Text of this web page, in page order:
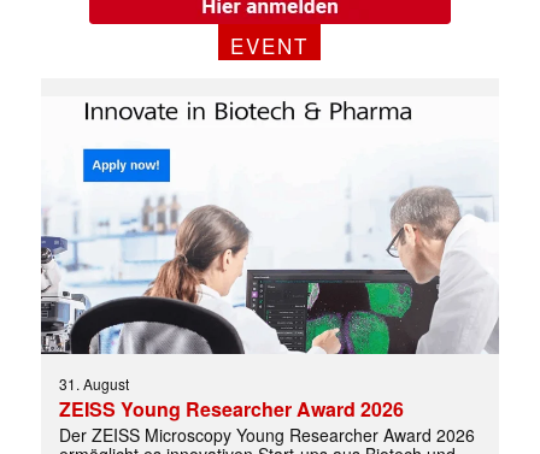
EVENT
31. August
ZEISS Young Researcher Award 2026
Der ZEISS Microscopy Young Researcher Award 2026